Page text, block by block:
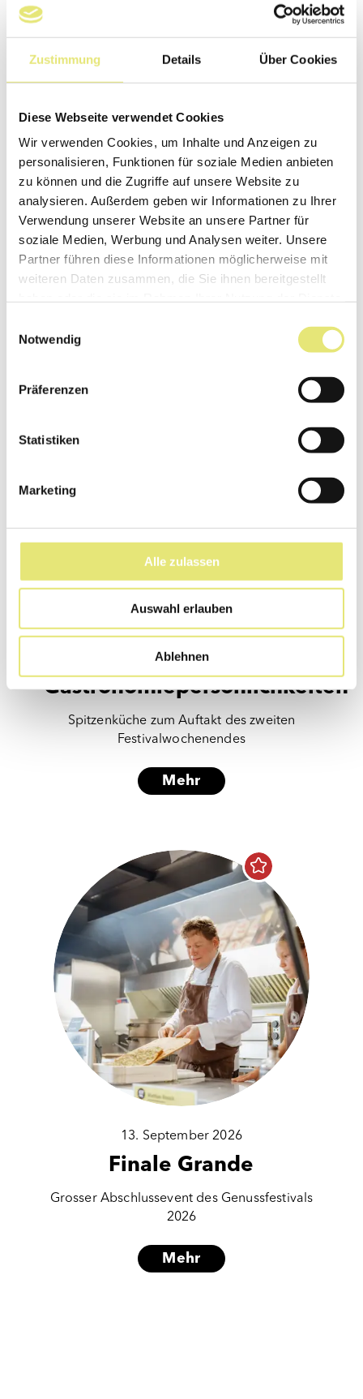
Zustimmung Details Über Cookies
Diese Webseite verwendet Cookies
Wir verwenden Cookies, um Inhalte und Anzeigen zu
personalisieren, Funktionen für soziale Medien anbieten
zu können und die Zugriffe auf unsere Website zu
analysieren. Außerdem geben wir Informationen zu Ihrer
Verwendung unserer Website an unsere Partner für
soziale Medien, Werbung und Analysen weiter. Unsere
Partner führen diese Informationen möglicherweise mit
weiteren Daten zusammen, die Sie ihnen bereitgestellt
Notwendig
Präferenzen
Statistiken
Marketing
Alle zulassen
Auswahl erlauben
Ablehnen
6. September 2026
Oldtimer trifft Genuss
Genussfestival trifft auf Oldtimer
Mehr
12. September 2026
Spitzenköche und
regionale
Gastronomiepersönlichkeiten
Spitzenküche zum Auftakt des zweiten
Festivalwochenendes
Mehr
13. September 2026
Finale Grande
Grosser Abschlussevent des Genussfestivals
2026
Mehr